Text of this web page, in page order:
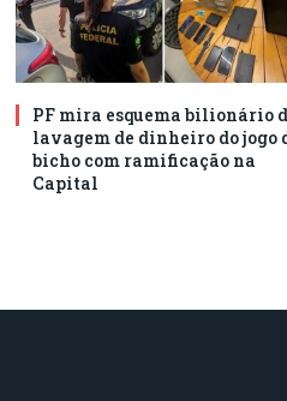
PF mira esquema bilionário
lavagem de dinheiro do jogo
bicho com ramificação na
Capital